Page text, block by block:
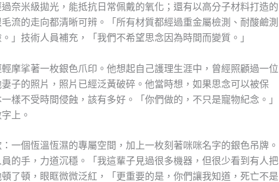
奈米級拋光，能抵抗日常佩戴的氧化；還有以高分子材料打造的
流的走向都清晰可辨。「所有材質都經過重金屬檢測、耐酸鹼測
」技術人員補充，「我們不希望思念因為時間而變質。」
摩挲著一枚銀色爪印。他想起自己護理生涯中，曾經照顧過一位
子的照片，照片已經泛黃破碎。他當時想，如果思念可以被保
樣不受時間侵蝕，該有多好。「你們做的，不只是寵物紀念。」
上。
一個恆溫恆濕的專屬空間，加上一枚刻著咪咪名字的銀色吊牌。
的手，力道沉穩。「我這輩子見過很多機器，但很少看到有人把
了頓，眼眶微微泛紅，「更重要的是，你們讓我知道，死亡不是